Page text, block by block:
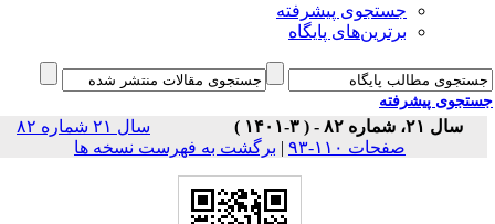
جستجوی پیشرفته
برترین‌های پایگاه
پیشرفته
سال ۲۱، شماره ۸۲ - ( ۳-۱۴۰۱ )
سال ۲۱ شماره ۸۲
صفحات ۱۱۰-۹۳
|برگشت به فهرست نسخه ها